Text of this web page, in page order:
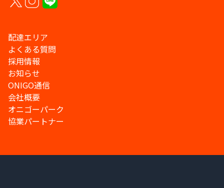
配達エリア
よくある質問
採用情報
お知らせ
ONIGO通信
会社概要
オニゴーパーク
協業パートナー